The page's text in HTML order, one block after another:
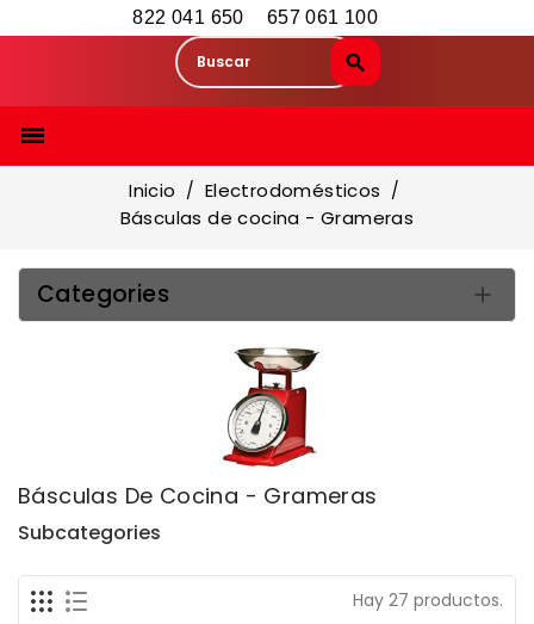
822 041 650 657 061 100

Inicio
Electrodomésticos
Básculas de cocina - Grameras
Categories 
Básculas De Cocina - Grameras
Subcategories
Hay 27 productos.